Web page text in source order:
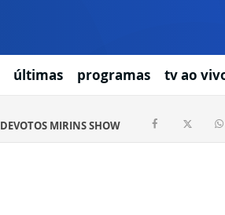
últimas programas tv ao
DEVOTOS MIRINS SHOW